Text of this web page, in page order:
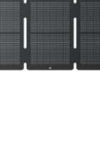
zonnepaneel
van
draagbaarheid.
vermogen van